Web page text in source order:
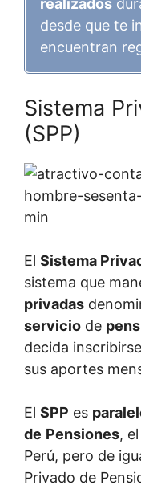
realizados
desde que te
encuentran
Sistema
(SPP)
El Sistema
sistema que
privadas
servicio de
decida
sus aportes
El SPP es
de Pensiones,
Perú, pero de
Privado de